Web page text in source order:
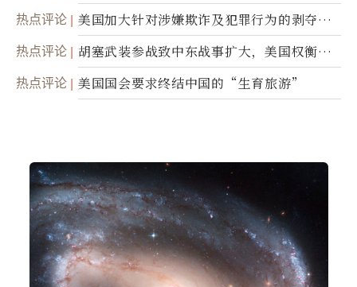
踪
热点评论
美国加大针对涉嫌欺诈及犯罪行为的剥夺公
民权力度
热点评论
胡塞武装参战致中东战事扩大，美国权衡地
面入侵的可能性
热点评论 美国国会要求终结中国的“生育旅游”